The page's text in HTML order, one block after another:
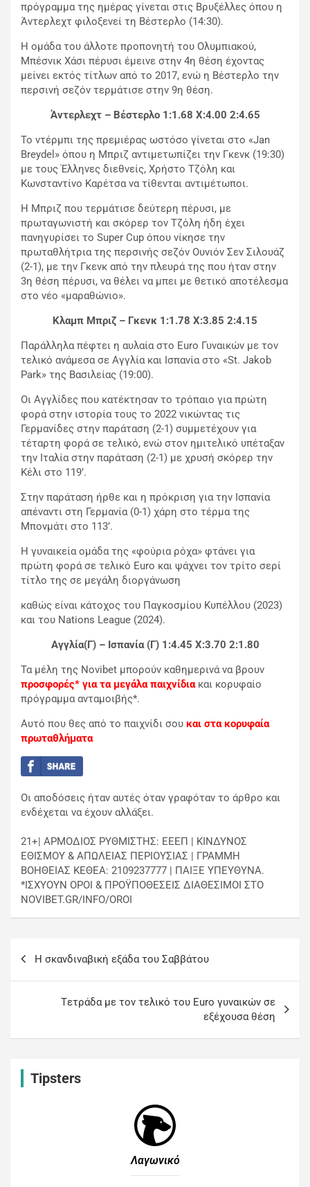
πρόγραμμα της ημέρας γίνεται στις Βρυξέλλες όπου η
Άντερλεχτ φιλοξενεί τη Βέστερλο (14:30).
Η ομάδα του άλλοτε προπονητή του Ολυμπιακού,
Μπέσνικ Χάσι πέρυσι έμεινε στην 4η θέση έχοντας
μείνει εκτός τίτλων από το 2017, ενώ η Βέστερλο την
περσινή σεζόν τερμάτισε στην 9η θέση.
Άντερλεχτ – Βέστερλο 1:1.68 X:4.00 2:4.65
Το ντέρμπι της πρεμιέρας ωστόσο γίνεται στο «Jan
Breydel» όπου η Μπριζ αντιμετωπίζει την Γκενκ (19:30)
με τους Έλληνες διεθνείς, Χρήστο Τζόλη και
Κωνσταντίνο Καρέτσα να τίθενται αντιμέτωποι.
Η Μπριζ που τερμάτισε δεύτερη πέρυσι, με
πρωταγωνιστή και σκόρερ τον Τζόλη ήδη έχει
πανηγυρίσει το Super Cup όπου νίκησε την
πρωταθλήτρια της περσινής σεζόν Ουνιόν Σεν Σιλουάζ
(2-1), με την Γκενκ από την πλευρά της που ήταν στην
3η θέση πέρυσι, να θέλει να μπει με θετικό αποτέλεσμα
στο νέο «μαραθώνιο».
Κλαμπ Μπριζ – Γκενκ 1:1.78 X:3.85 2:4.15
Παράλληλα πέφτει η αυλαία στο Euro Γυναικών με τον
τελικό ανάμεσα σε Αγγλία και Ισπανία στο «St. Jakob
Park» της Βασιλείας (19:00).
Οι Αγγλίδες που κατέκτησαν το τρόπαιο για πρώτη
φορά στην ιστορία τους το 2022 νικώντας τις
Γερμανίδες στην παράταση (2-1) συμμετέχουν για
τέταρτη φορά σε τελικό, ενώ στον ημιτελικό υπέταξαν
την Ιταλία στην παράταση (2-1) με χρυσή σκόρερ την
Κέλι στο 119’.
Στην παράταση ήρθε και η πρόκριση για την Ισπανία
απέναντι στη Γερμανία (0-1) χάρη στο τέρμα της
Μπονμάτι στο 113’.
Η γυναικεία ομάδα της «φούρια ρόχα» φτάνει για
πρώτη φορά σε τελικό Euro και ψάχνει τον τρίτο σερί
τίτλο της σε μεγάλη διοργάνωση
καθώς είναι κάτοχος του Παγκοσμίου Κυπέλλου (2023)
και του Nations League (2024).
Αγγλία(Γ) – Ισπανία (Γ) 1:4.45 X:3.70 2:1.80
Τα μέλη της Novibet μπορούν καθημερινά να βρουν
προσφορές* για τα μεγάλα παιχνίδιακαι κορυφαίο
πρόγραμμα ανταμοιβής*.
Αυτό που θες από το παιχνίδι σου και στα κορυφαία
πρωταθλήματα
Οι αποδόσεις ήταν αυτές όταν γραφόταν το άρθρο και
ενδέχεται να έχουν αλλάξει.
21+| ΑΡΜΟΔΙΟΣ ΡΥΘΜΙΣΤΗΣ: ΕΕΕΠ | ΚΙΝΔΥΝΟΣ
ΕΘΙΣΜΟΥ & ΑΠΩΛΕΙΑΣ ΠΕΡΙΟΥΣΙΑΣ | ΓΡΑΜΜΗ
ΒΟΗΘΕΙΑΣ ΚΕΘΕΑ: 2109237777 | ΠΑΙΞΕ ΥΠΕΥΘΥΝΑ.
*ΙΣΧΥΟΥΝ ΟΡΟΙ & ΠΡΟΫΠΟΘΕΣΕΙΣ ΔΙΑΘΕΣΙΜΟΙ ΣΤΟ
NOVIBET.GR/INFO/OROI
Η σκανδιναβική εξάδα του Σαββάτου
Tετράδα με τον τελικό του Euro γυναικών σε
εξέχουσα θέση
Tipsters
Λαγωνικό